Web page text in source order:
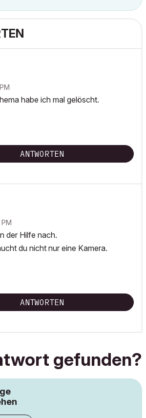
habe ich mal gelöscht.
ANTWORTEN
der Hilfe nach.
du nicht nur eine Kamera.
ANTWORTEN
gefunden?